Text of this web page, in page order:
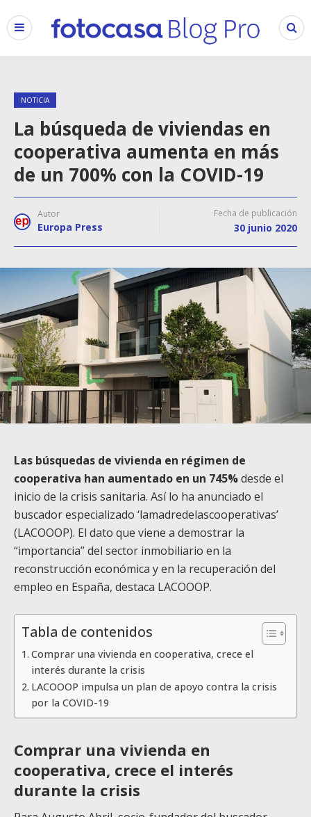
NOTICIA
La búsqueda de viviendas en
cooperativa aumenta en más
de un 700% con la COVID-19
Autor
Europa Press
Fecha de publicación
30 junio 2020
Las búsquedas de vivienda en régimen de
cooperativa han aumentado en un 745%desde el
inicio de la crisis sanitaria. Así lo ha anunciado el
buscador especializado ‘lamadredelascooperativas’
(LACOOOP). El dato que viene a demostrar la
“importancia” del sector inmobiliario en la
reconstrucción económica y en la recuperación del
empleo en España, destaca LACOOOP.
Tabla de contenidos
Comprar una vivienda en cooperativa, crece el
interés durante la crisis
LACOOOP impulsa un plan de apoyo contra la crisis
por la COVID-19
Comprar una vivienda en
cooperativa, crece el interés
durante la crisis